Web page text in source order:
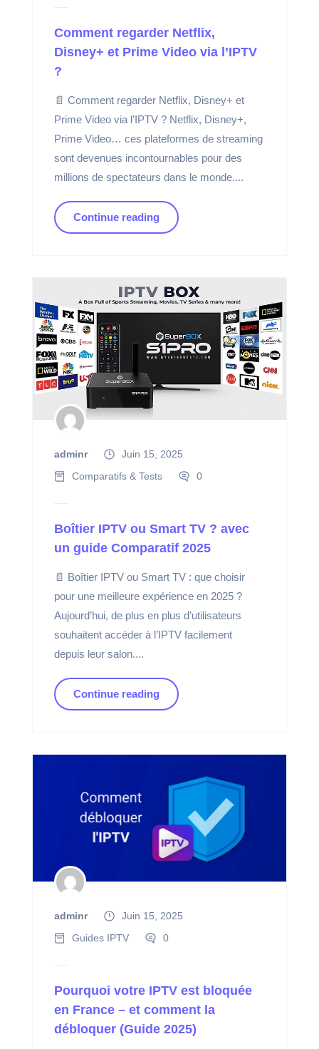
Comment regarder Netflix,
Disney+ et Prime Video via l’IPTV
?
📄 Comment regarder Netflix, Disney+ et
Prime Video via l’IPTV ? Netflix, Disney+,
Prime Video… ces plateformes de streaming
sont devenues incontournables pour des
millions de spectateurs dans le monde....
Continue reading
adminr
Juin 15, 2025
Comparatifs & Tests
0
Boîtier IPTV ou Smart TV ? avec
un guide Comparatif 2025
📄 Boîtier IPTV ou Smart TV : que choisir
pour une meilleure expérience en 2025 ?
Aujourd’hui, de plus en plus d’utilisateurs
souhaitent accéder à l’IPTV facilement
depuis leur salon....
Continue reading
adminr
Juin 15, 2025
Guides IPTV
0
Pourquoi votre IPTV est bloquée
en France – et comment la
débloquer (Guide 2025)